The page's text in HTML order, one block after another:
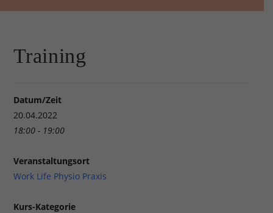
Training
Datum/Zeit
20.04.2022
18:00 - 19:00
Veranstaltungsort
Work Life Physio Praxis
Kurs-Kategorie